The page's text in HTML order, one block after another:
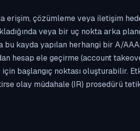
erişim, çözümleme veya iletişim
veya bir uç nokta arka
kayda yapılan herhangi bir A/
hesap ele geçirme (account
başlangıç noktası oluşturabilir.
olay müdahale (IR) prosedürü